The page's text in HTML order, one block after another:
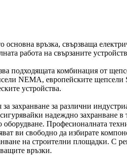
връзка, свързваща
работа на свързаните
подходящата комбинация от
NEMA, европейските
устройства.
захранване за различни
надеждно
Професионалната
ви свободно да избирате
на строителни площадки. С
връзки.